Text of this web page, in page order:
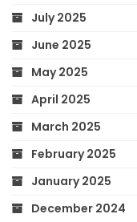
July 2025
June 2025
May 2025
April 2025
March 2025
February 2025
January 2025
December 2024